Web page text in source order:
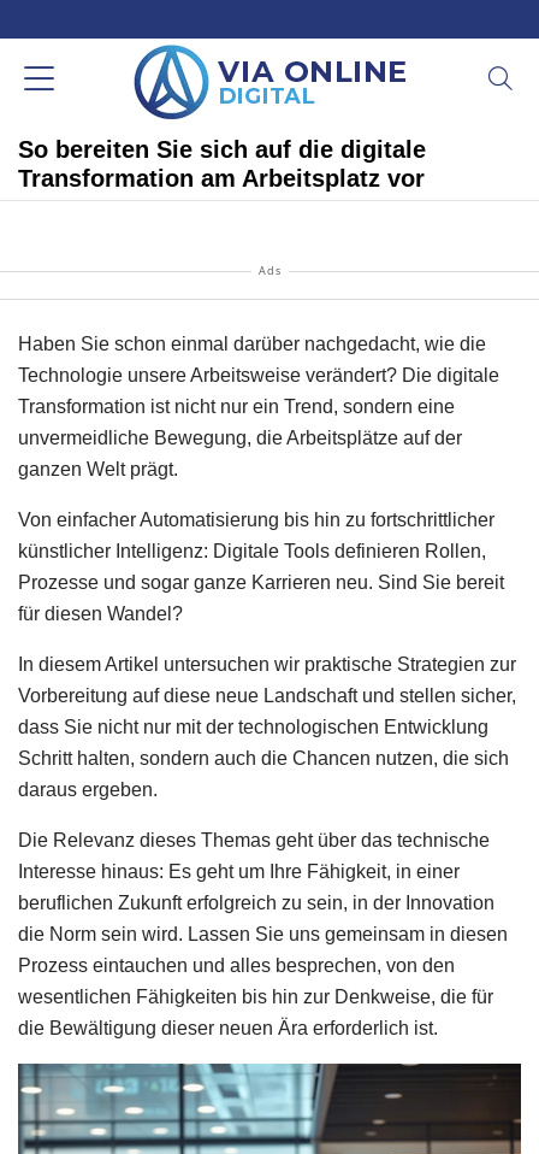
So bereiten Sie sich auf die digitale
Transformation am Arbeitsplatz vor
Ads
Haben Sie schon einmal darüber nachgedacht, wie die
Technologie unsere Arbeitsweise verändert? Die digitale
Transformation ist nicht nur ein Trend, sondern eine
unvermeidliche Bewegung, die Arbeitsplätze auf der
ganzen Welt prägt.
Von einfacher Automatisierung bis hin zu fortschrittlicher
künstlicher Intelligenz: Digitale Tools definieren Rollen,
Prozesse und sogar ganze Karrieren neu. Sind Sie bereit
für diesen Wandel?
In diesem Artikel untersuchen wir praktische Strategien zur
Vorbereitung auf diese neue Landschaft und stellen sicher,
dass Sie nicht nur mit der technologischen Entwicklung
Schritt halten, sondern auch die Chancen nutzen, die sich
daraus ergeben.
Die Relevanz dieses Themas geht über das technische
Interesse hinaus: Es geht um Ihre Fähigkeit, in einer
beruflichen Zukunft erfolgreich zu sein, in der Innovation
die Norm sein wird. Lassen Sie uns gemeinsam in diesen
Prozess eintauchen und alles besprechen, von den
wesentlichen Fähigkeiten bis hin zur Denkweise, die für
die Bewältigung dieser neuen Ära erforderlich ist.